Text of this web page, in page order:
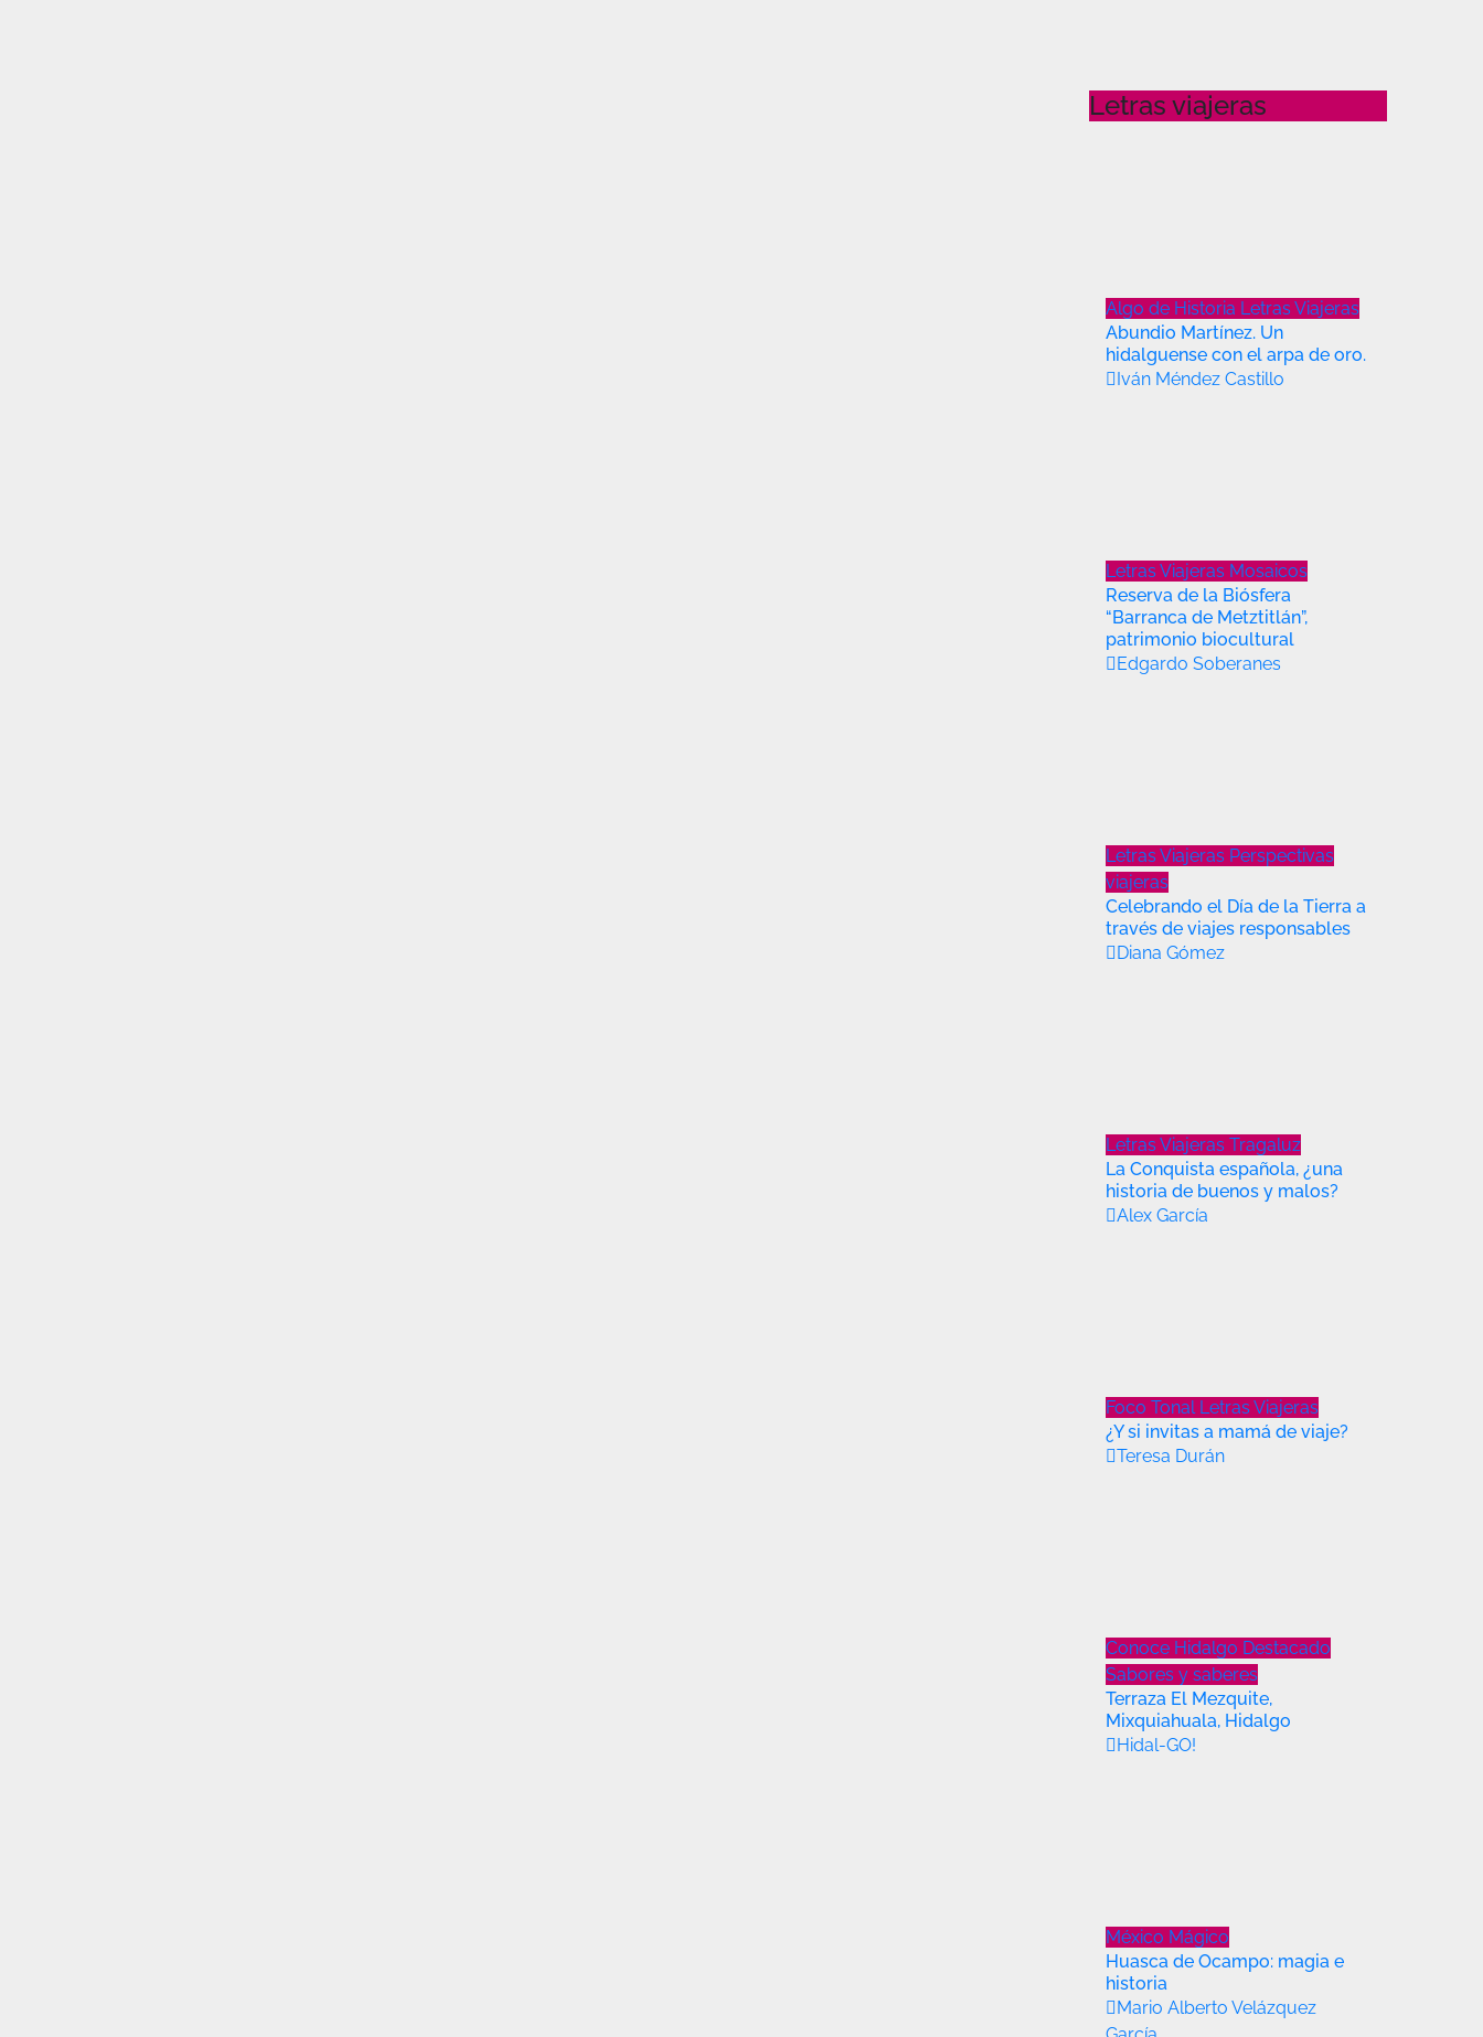
Letras viajeras
Algo de Historia Letras Viajeras
Abundio Martínez. Un
hidalguense con el arpa de oro.
Iván Méndez Castillo
Letras Viajeras Mosaicos
Reserva de la Biósfera
“Barranca de Metztitlán”,
patrimonio biocultural
Edgardo Soberanes
Letras Viajeras Perspectivas
viajeras
Celebrando el Día de la Tierra a
través de viajes responsables
Diana Gómez
Letras Viajeras Tragaluz
La Conquista española, ¿una
historia de buenos y malos?
Alex García
Foco Tonal Letras Viajeras
¿Y si invitas a mamá de viaje?
Teresa Durán
Conoce Hidalgo Destacado
Sabores y saberes
Terraza El Mezquite,
Mixquiahuala, Hidalgo
Hidal-GO!
México Mágico
Huasca de Ocampo: magia e
historia
Mario Alberto Velázquez